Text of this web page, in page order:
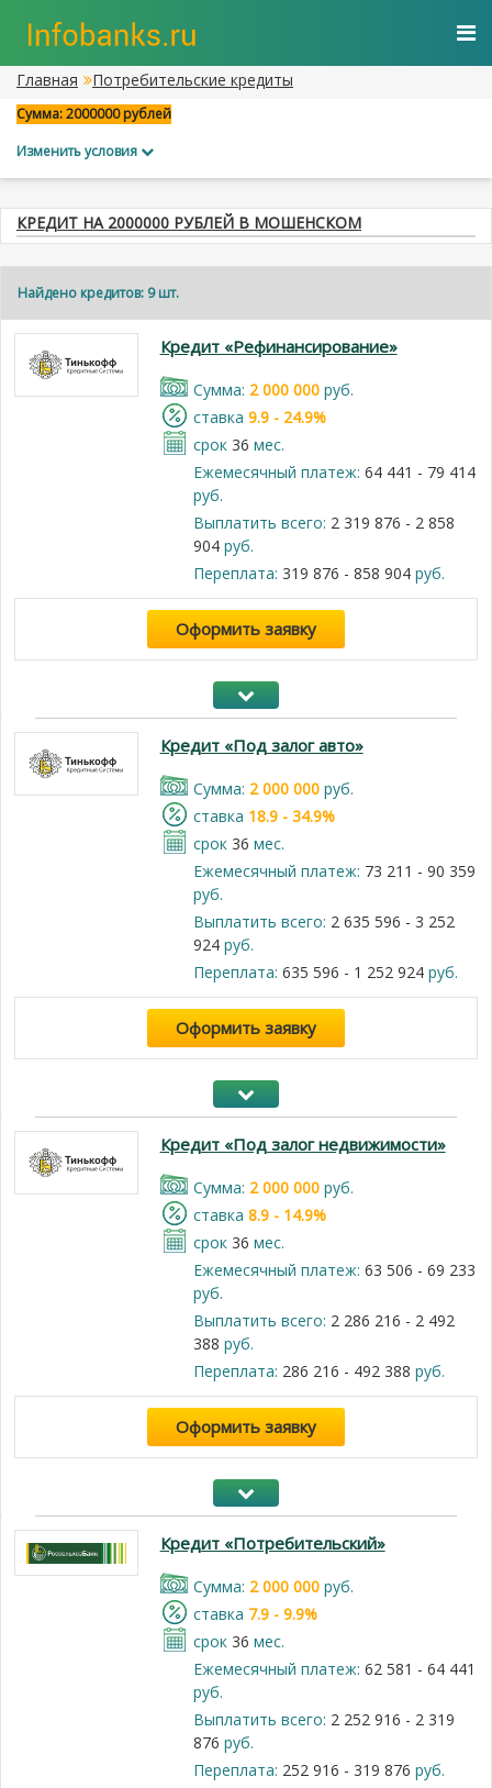
Главная Потребительские кредиты
КРЕДИТ НА 2000000 РУБЛЕЙ В МОШЕНСКОМ
Сумма: 2000000 рублей
Изменить условия
Найдено кредитов: 9 шт.
Кредит «Рефинансирование»
Cумма: 2 000 000руб.
cтавка 9.9 - 24.9%
срок 36 мес.
Ежемесячный платеж: 64 441 - 79 414
руб.
Выплатить всего: 2 319 876 - 2 858
904руб.
Переплата: 319 876 - 858 904руб.
Оформить заявку
Кредит «Под залог авто»
Cумма: 2 000 000руб.
cтавка 18.9 - 34.9%
срок 36 мес.
Ежемесячный платеж: 73 211 - 90 359
руб.
Выплатить всего: 2 635 596 - 3 252
924руб.
Переплата: 635 596 - 1 252 924руб.
Оформить заявку
Кредит «Под залог недвижимости»
Cумма: 2 000 000руб.
cтавка 8.9 - 14.9%
срок 36 мес.
Ежемесячный платеж: 63 506 - 69 233
руб.
Выплатить всего: 2 286 216 - 2 492
388 руб.
Переплата: 286 216 - 492 388 руб.
Оформить заявку
Кредит «Потребительский»
Cумма: 2 000 000руб.
cтавка 7.9 - 9.9%
срок 36 мес.
Ежемесячный платеж: 62 581 - 64 441
руб.
Выплатить всего: 2 252 916 - 2 319
876 руб.
Переплата: 252 916 - 319 876 руб.